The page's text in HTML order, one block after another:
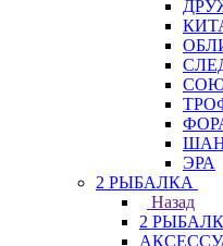
ЭРА
2 РЫБАЛКА
Назад
2